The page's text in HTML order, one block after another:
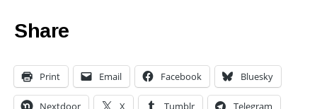
Share
Print Email Facebook Bluesky
Nextdoor X Tumblr Telegram